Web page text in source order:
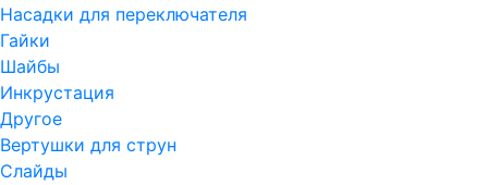
Насадки для переключателя
Гайки
Шайбы
Инкрустация
Другое
Вертушки для струн
Слайды